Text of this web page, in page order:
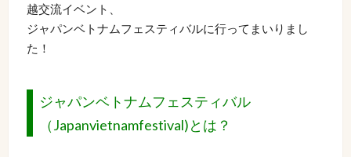
越交流イベント、
ジャパンベトナムフェスティバルに行ってまいりまし
た！
ジャパンベトナムフェスティバル
（Japanvietnamfestival)とは？